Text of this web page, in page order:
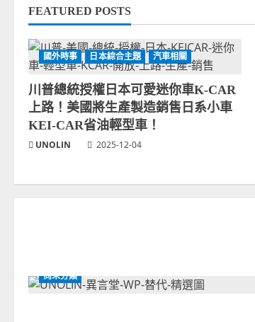
FEATURED POSTS
國外時事 日本綜合主題 汽車相關
川普總統授權日本可愛迷你車K-CAR
上路！美國將生產製造銷售日系小車
KEI-CAR省油輕型車！
UNOLIN 2025-12-04
尚未分類